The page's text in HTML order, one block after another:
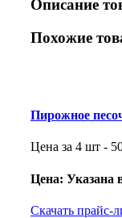
Описание
Похожие
Пирожное
Цена за 4 шт -
Цена: Указана
Скачать прайс-